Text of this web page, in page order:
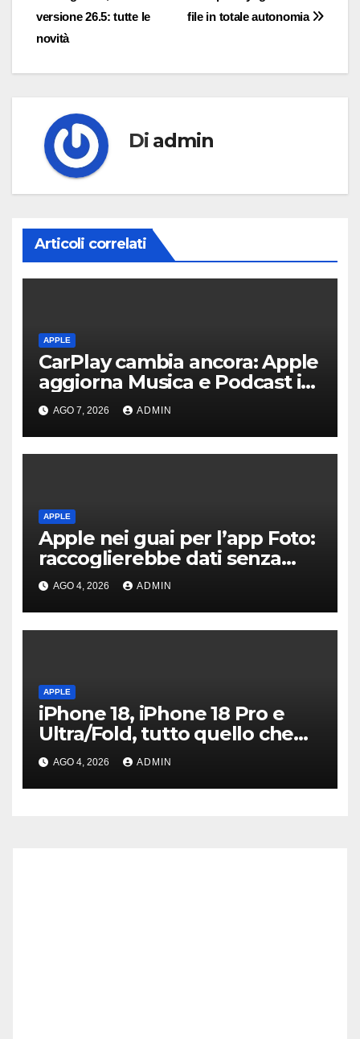
articoli
file in totale autonomia
versione 26.5: tutte le
novità
Di admin
Articoli correlati
APPLE
CarPlay cambia ancora: Apple
aggiorna Musica e Podcast in
auto
AGO 7, 2026 ADMIN
APPLE
Apple nei guai per l’app Foto:
raccoglierebbe dati senza
consenso
AGO 4, 2026 ADMIN
APPLE
iPhone 18, iPhone 18 Pro e
Ultra/Fold, tutto quello che
sappiamo ad oggi
AGO 4, 2026 ADMIN